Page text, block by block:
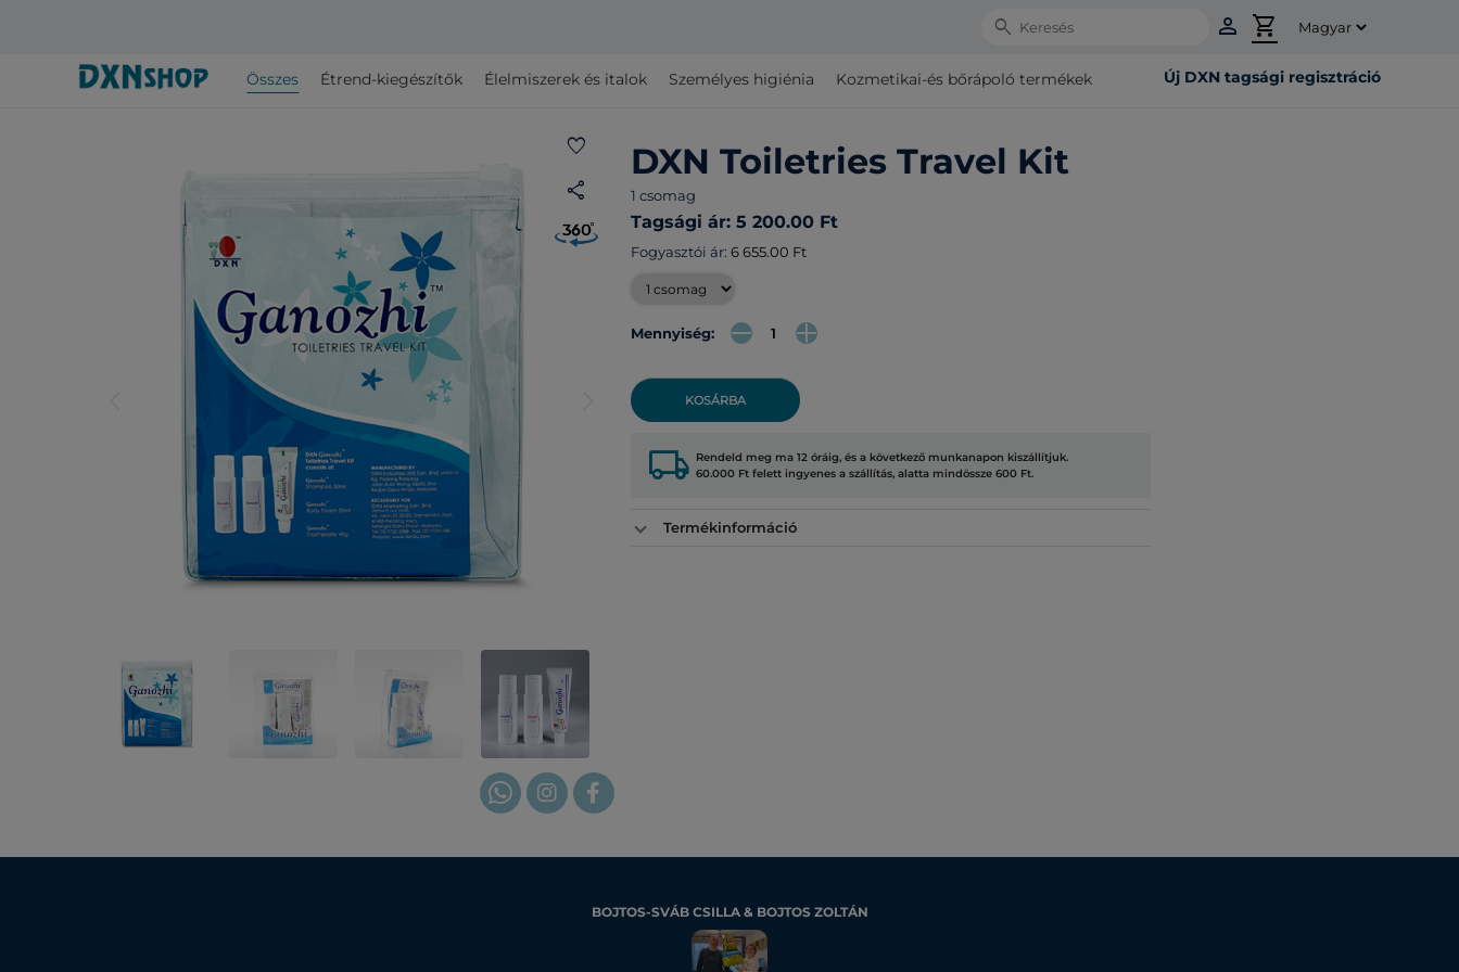
Search person shopping_cart
Összes Étrend-kiegészítők Élelmiszerek és italok Személyes higiénia Kozmetikai-és bőrápoló termékek Új DXN tagsági regisztráció
favorite
share
DXN Toiletries Travel Kit
1 csomag
Tagsági ár: 5 200.00 Ft
Fogyasztói ár: 6 655.00 Ft
Mennyiség:
KOSÁRBA
local_shipping Rendeld meg ma 12 óráig, és a következő munkanapon kiszállítjuk.
60.000 Ft felett ingyenes a szállítás, alatta mindössze 600 Ft.
Termékinformáció
BOJTOS-SVÁB CSILLA & BOJTOS ZOLTÁN